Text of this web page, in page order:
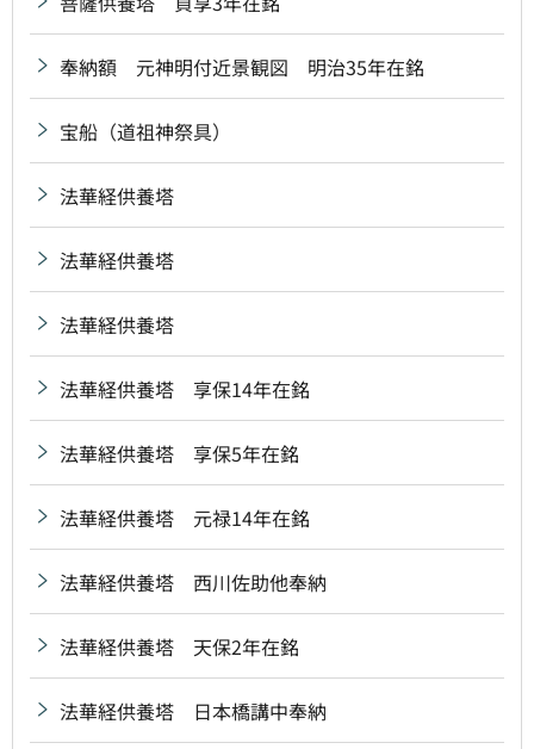
奉納額 元神明付近景観図 明治35年在銘
宝船（道祖神祭具）
法華経供養塔
法華経供養塔
法華経供養塔
法華経供養塔 享保14年在銘
法華経供養塔 享保5年在銘
法華経供養塔 元禄14年在銘
法華経供養塔 西川佐助他奉納
法華経供養塔 天保2年在銘
法華経供養塔 日本橋講中奉納